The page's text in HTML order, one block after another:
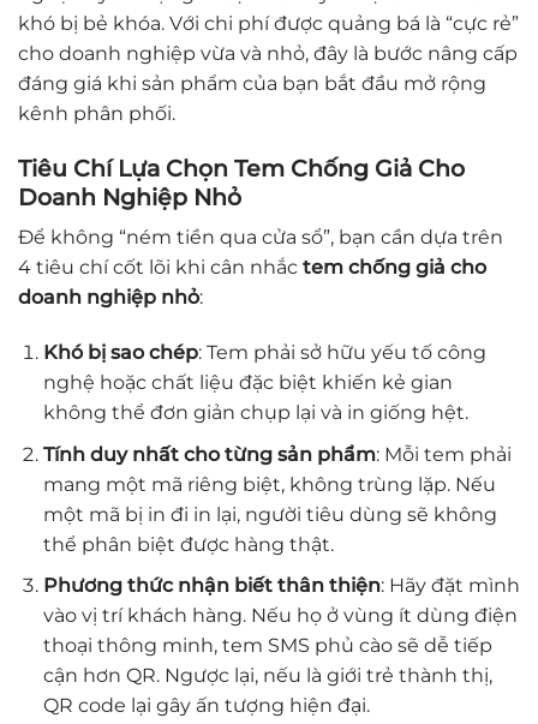
khó bị bẻ khóa. Với chi phí được quảng bá là “cực rẻ”
cho doanh nghiệp vừa và nhỏ, đây là bước nâng cấp
đáng giá khi sản phẩm của bạn bắt đầu mở rộng
kênh phân phối.
Tiêu Chí Lựa Chọn Tem Chống Giả Cho
Doanh Nghiệp Nhỏ
Để không “ném tiền qua cửa sổ”, bạn cần dựa trên
4 tiêu chí cốt lõi khi cân nhắc tem chống giả cho
doanh nghiệp nhỏ:
Khó bị sao chép: Tem phải sở hữu yếu tố công
nghệ hoặc chất liệu đặc biệt khiến kẻ gian
không thể đơn giản chụp lại và in giống hệt.
Tính duy nhất cho từng sản phẩm: Mỗi tem phải
mang một mã riêng biệt, không trùng lặp. Nếu
một mã bị in đi in lại, người tiêu dùng sẽ không
thể phân biệt được hàng thật.
Phương thức nhận biết thân thiện: Hãy đặt mình
vào vị trí khách hàng. Nếu họ ở vùng ít dùng điện
thoại thông minh, tem SMS phủ cào sẽ dễ tiếp
cận hơn QR. Ngược lại, nếu là giới trẻ thành thị,
QR code lại gây ấn tượng hiện đại.